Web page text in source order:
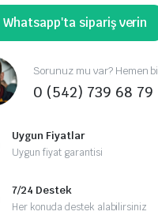
Whatsapp'ta sipariş verin
Sorunuz mu var? Hemen
0 (542) 739 68 79
Uygun Fiyatlar
Uygun fiyat garantisi
7/24 Destek
Her konuda destek alabilirsiniz